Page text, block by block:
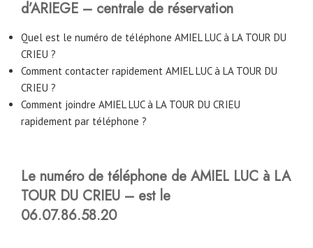
d’ARIEGE – centrale de réservation
Quel est le numéro de téléphone AMIEL LUC à LA TOUR DU
CRIEU ?
Comment contacter rapidement AMIEL LUC à LA TOUR DU
CRIEU ?
Comment joindre AMIEL LUC à LA TOUR DU CRIEU
rapidement par téléphone ?
Le numéro de téléphone de AMIEL LUC à LA
TOUR DU CRIEU – est le
06.07.86.58.20